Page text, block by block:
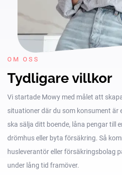
OM OSS
Tydligare villkor
Vi startade Mowy med målet att
situationer där du som konsument är
ska sälja ditt boende, låna pengar till
drömhus eller byta försäkring. Så
husleverantör eller försäkringsbolag
under lång tid framöver.